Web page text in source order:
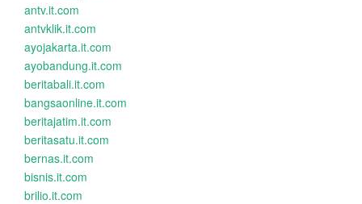
antv.it.com
antvklik.it.com
ayojakarta.it.com
ayobandung.it.com
beritabali.it.com
bangsaonline.it.com
beritajatim.it.com
beritasatu.it.com
bernas.it.com
bisnis.it.com
brilio.it.com